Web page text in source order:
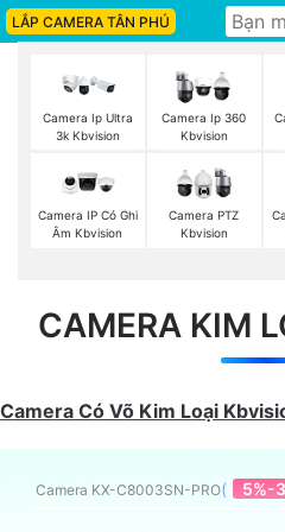
LẮP CAMERA TÂN PHÚ
Camera Ip Ultra
3k Kbvision
Camera Ip 360
Kbvision
Camera IP Có Ghi
Âm Kbvision
Camera PTZ
Kbvision
CAMERA KIM
Camera Có Võ Kim Loại
Camera KX-C8003SN-PRO( 5%-